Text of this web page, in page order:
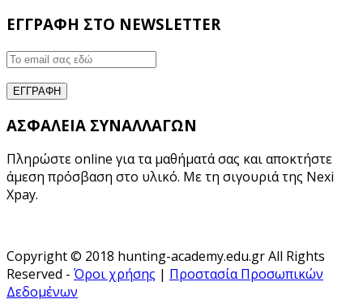
ΕΓΓΡΑΦΗ ΣΤΟ NEWSLETTER
ΑΣΦΑΛΕΙΑ ΣΥΝΑΛΛΑΓΩΝ
Πληρώστε online για τα μαθήματά σας και αποκτήστε
άμεση πρόσβαση στο υλικό. Με τη σιγουριά της Nexi
Xpay.
Copyright © 2018 hunting-academy.edu.gr All Rights
Reserved - Όροι χρήσης | Προστασία Προσωπικών
Δεδομένων